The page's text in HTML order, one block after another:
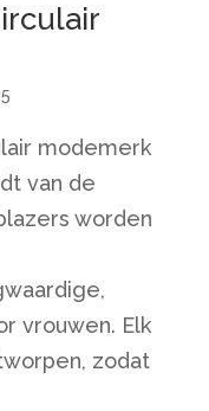
modemerk
van de
worden
vrouwen. Elk
zodat